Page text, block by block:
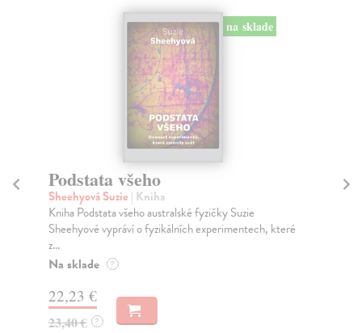
na sklade
Podstata všeho
Sheehyová Suzie | Kniha
Kniha Podstata všeho australské fyzičky Suzie
Sheehyové vypráví o fyzikálních experimentech, které
z...
Na sklade ?
22,23 €
23,40 € ?